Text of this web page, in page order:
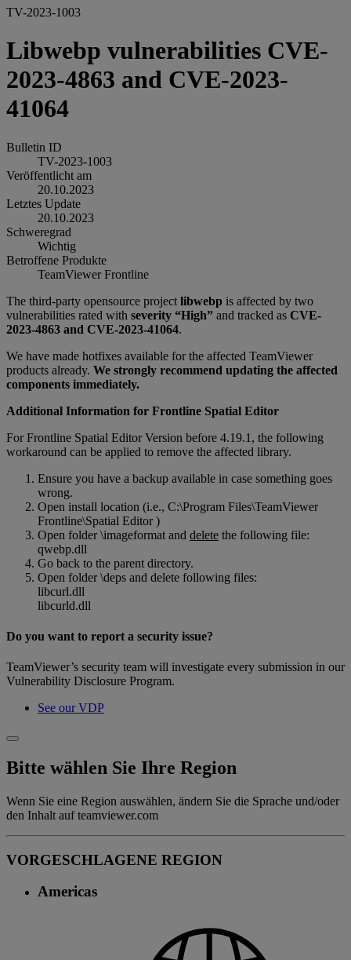
TV-2023-1003
Libwebp vulnerabilities CVE-
2023-4863 and CVE-2023-
41064
Bulletin ID
TV-2023-1003
Veröffentlicht am
20.10.2023
Letztes Update
20.10.2023
Schweregrad
Wichtig
Betroffene Produkte
TeamViewer Frontline
The third-party opensource project libwebp is affected by two
vulnerabilities rated with severity “High” and tracked as CVE-
2023-4863 and CVE-2023-41064.
We have made hotfixes available for the affected TeamViewer
products already. We strongly recommend updating the affected
components immediately.
Additional Information for Frontline Spatial Editor
For Frontline Spatial Editor Version before 4.19.1, the following
workaround can be applied to remove the affected library.
Ensure you have a backup available in case something goes
wrong.
Open install location (i.e., C:\Program Files\TeamViewer
Frontline\Spatial Editor )
Open folder \imageformat and delete the following file:
qwebp.dll
Go back to the parent directory.
Open folder \deps and delete following files:
libcurl.dll
libcurld.dll
Do you want to report a security issue?
TeamViewer’s security team will investigate every submission in our
Vulnerability Disclosure Program.
See our VDP
Bitte wählen Sie Ihre Region
Wenn Sie eine Region auswählen, ändern Sie die Sprache und/oder
den Inhalt auf teamviewer.com
VORGESCHLAGENE REGION
Americas